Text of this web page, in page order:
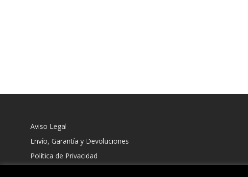
Aviso Legal
Envío, Garantía y Devoluciones
Política de Privacidad